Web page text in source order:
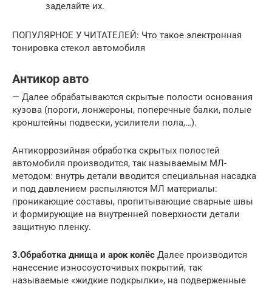
заделайте их.
ПОПУЛЯРНОЕ У ЧИТАТЕЛЕЙ: Что такое электронная
тонировка стекол автомобиля
Антикор авто
— Далее обрабатываются скрытые полости основания
кузова (пороги, лонжероны, поперечные балки, полые
кронштейны подвески, усилители пола,…).
Антикоррозийная обработка скрытых полостей
автомобиля производится, так называемым МЛ-
методом: внутрь детали вводится специальная насадка
и под давлением распыляются МЛ материалы:
проникающие составы, пропитывающие сварные швы
и формирующие на внутренней поверхности детали
защитную пленку.
3.Обработка днища и арок колёс Далее производится
нанесение износоусточивых покрытий, так
называемые «жидкие подкрылки», на подверженные